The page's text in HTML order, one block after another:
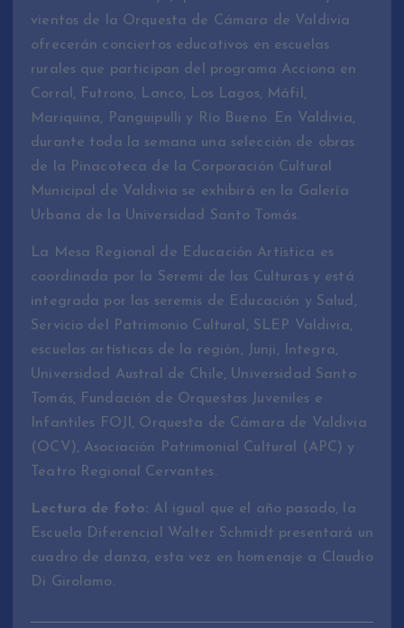
vientos de la Orquesta de Cámara de Valdivia
ofrecerán conciertos educativos en escuelas
rurales que participan del programa Acciona en
Corral, Futrono, Lanco, Los Lagos, Máfil,
Mariquina, Panguipulli y Río Bueno. En Valdivia,
durante toda la semana una selección de obras
de la Pinacoteca de la Corporación Cultural
Municipal de Valdivia se exhibirá en la Galería
Urbana de la Universidad Santo Tomás.
La Mesa Regional de Educación Artística es
coordinada por la Seremi de las Culturas y está
integrada por las seremis de Educación y Salud,
Servicio del Patrimonio Cultural, SLEP Valdivia,
escuelas artísticas de la región, Junji, Integra,
Universidad Austral de Chile, Universidad Santo
Tomás, Fundación de Orquestas Juveniles e
Infantiles FOJI, Orquesta de Cámara de Valdivia
(OCV), Asociación Patrimonial Cultural (APC) y
Teatro Regional Cervantes.
Lectura de foto: Al igual que el año pasado, la
Escuela Diferencial Walter Schmidt presentará un
cuadro de danza, esta vez en homenaje a Claudio
Di Girolamo.